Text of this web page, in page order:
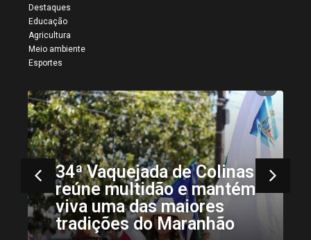
Destaques
Educação
Agricultura
Meio ambiente
Esportes
34ª Vaquejada de Colinas
reúne multidão e mantém
viva uma das maiores
tradições do Maranhão